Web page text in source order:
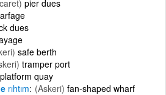
pier dues
dues
safe berth
tramper port
platform quay
rıhtım (Askeri) fan-shaped wharf